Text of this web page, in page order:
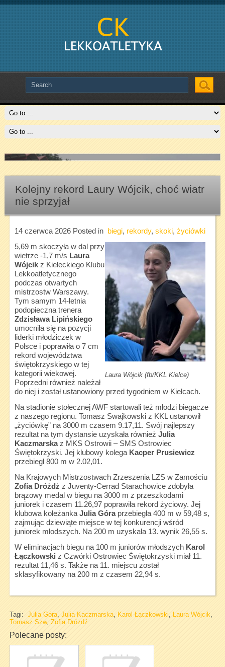
Slide # 2
Czytaj więcej
Kolejny rekord Laury Wójcik, choć wiatr
nie sprzyjał
14 czerwca 2026Posted in biegi, rekordy, skoki, życiówki
Laura Wójcik (fb/KKL Kielce)
5,69 m skoczyła w dal przy
wietrze -1,7 m/s Laura
Wójcikz Kieleckiego Klubu
Lekkoatletycznego
podczas otwartych
mistrzostw Warszawy.
Tym samym 14-letnia
podopieczna trenera
Zdzisława Lipińskiego
umocniła się na pozycji
liderki młodziczek w
Polsce i poprawiła o 7 cm
rekord województwa
świętokrzyskiego w tej
kategorii wiekowej.
Poprzedni również należał
do niej i został ustanowiony przed tygodniem w Kielcach.
Na stadionie stołecznej AWF startowali też młodzi biegacze
z naszego regionu. Tomasz Swajkowski z KKL ustanowił
„życiówkę” na 3000 m czasem 9.17,11. Swój najlepszy
rezultat na tym dystansie uzyskała również Julia
Kaczmarskaz MKS Ostrowii – SMS Ostrowiec
Świętokrzyski. Jej klubowy kolega Kacper Prusiewicz
przebiegł 800 m w 2.02,01.
Na Krajowych Mistrzostwach Zrzeszenia LZS w Zamościu
Zofia Dróżdż z Juventy-Cerrad Starachowice zdobyła
brązowy medal w biegu na 3000 m z przeszkodami
juniorek i czasem 11.26,97 poprawiła rekord życiowy. Jej
klubowa koleżanka Julia Góraprzebiegła 400 m w 59,48 s,
zajmując dziewiąte miejsce w tej konkurencji wśród
juniorek młodszych. Na 200 m uzyskała 13. wynik 26,55 s.
W eliminacjach biegu na 100 m juniorów młodszych Karol
Łączkowski z Czwórki Ostrowiec Świętokrzyski miał 11.
rezultat 11,46 s. Także na 11. miejscu został
sklasyfikowany na 200 m z czasem 22,94 s.
Tagi: Julia Góra, Julia Kaczmarska, Karol Łączkowski, Laura Wójcik,
Tomasz Szw, Zofia Dróżdź
Polecane posty: